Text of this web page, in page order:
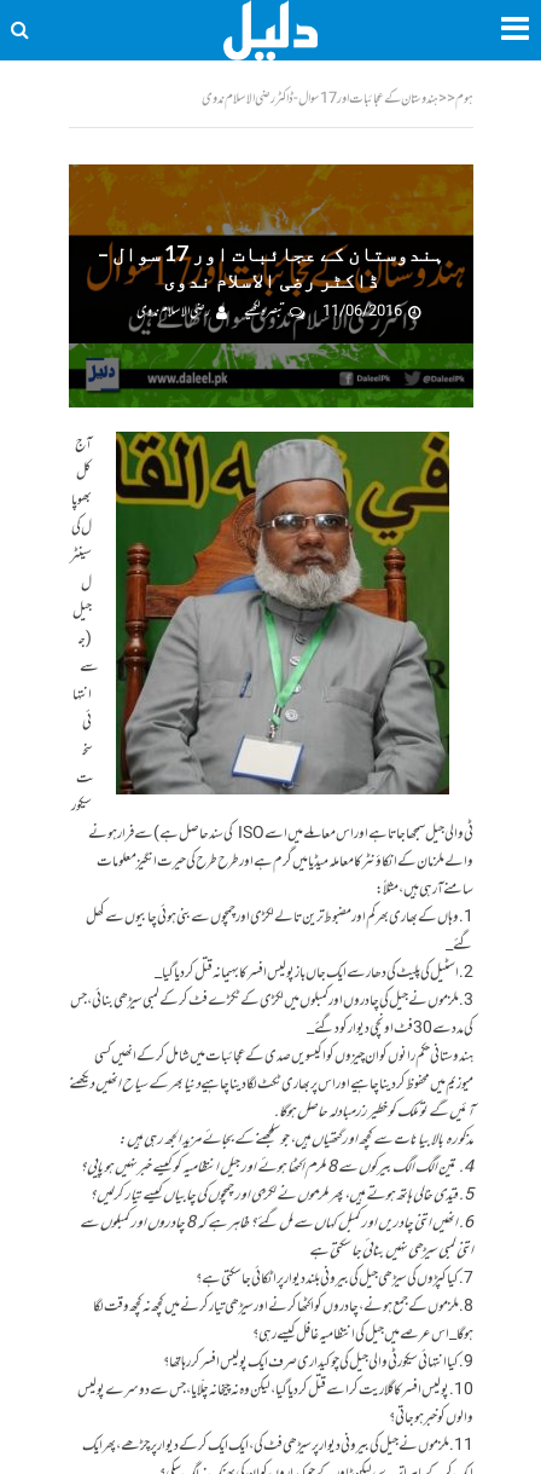
ہوم<<ہندوستان کے عجائبات اور 17 سوال - ڈاکٹر رضی الاسلام ندوی
ہندوستان کے عجائبات اور 17 سوال –
ڈاکٹر رضی الاسلام ندوی
11/06/2016
تبصرہ لکھیے رضی الاسلام ندوی
آج
کل
بھوپا
ل کی
سینٹر
ل
جیل
(ج
سے
انتہا
ئی
سخ
ت
سیکور
ٹی والی جیل سمجھا جاتا ہے اور اس معاملے میں اسے ISO کی سند حاصل ہے) سے فرار ہونے
والے ملزمان کے انکاؤنٹر کا معاملہ میڈیا میں گرم ہے اور طرح طرح کی حیرت انگیز معلومات
سامنے آرہی ہیں، مثلاً:
1. وہاں کے بھاری بھرکم اور مضبوط ترین تالے لکڑی اور چمچوں سے بنی ہوئی چابیوں سے کھل
گئے_
2. اسٹیل کی پلیٹ کی دھار سے ایک جاں باز پولیس افسر کا بہیمانہ قتل کردیا گیا_
3. ملزموں نے جیل کی چادروں اور کمبلوں میں لکڑی کے ٹکڑے فٹ کرکے لمبی سیڑھی بنائی، جس
کی مدد سے 30 فٹ اونچی دیوار کود گئے _
ہندوستانی حکم رانوں کو ان چیزوں کو اکیسویں صدی کے عجائبات میں شامل کرکے انھیں کسی
میوزیم میں محفوظ کردینا چاہیے اور اس پر بھاری ٹکٹ لگا دینا چاہیےدنیا بھر کے سیاح انھیں دیکھنے
آئیں گے تو ملک کو خطیر زرمبادلہ حاصل ہوگا.
مذکورہ بالا بیانات سے کچھ اور گتھیاں ہیں، جو سلجھنے کے بجائے مزید الجھ رہی ہیں :
4. تین الگ الگ بیرکوں سے 8 ملزم اکٹھا ہوئے اور جیل انتظامیہ کو کیسے خبر نہیں ہوپایی؟
5. قیدی خالی ہاتھ ہوتے ہیں، پھر ملزموں نے لکڑی اور چمچوں کی چابیاں کیسے تیار کرلیں؟
6. انھیں اتنی چادریں اور کمبل کہاں سے مل گئے؟ ظاہر ہے کہ 8 چادروں اور کمبلوں سے
اتنی لمبی سیڑھی نہیں بنائی جا سکتی ہے
7. کیا کپڑوں کی سیڑھی جیل کی بیرونی بلند دیوار پر اٹکائی جا سکتی ہے ؟
8. ملزموں کے جمع ہونے، چادروں کو اکٹھا کرنے اور سیڑھی تیار کرنے میں کچھ نہ کچھ وقت لگا
ہوگا_اس عرصے میں جیل کی انتظامیہ غافل کیسے رہی؟
9. کیا انتہائی سیکورٹی والی جیل کی چوکیداری صرف ایک پولیس افسر کر رہا تھا؟
10. پولیس افسر کا گلا ریت کر اسے قتل کردیا گیا، لیکن وہ نہ چیخا نہ چلّایا، جس سے دوسرے پولیس
والوں کو خبر ہوجاتی؟
11. ملزموں نے جیل کی بیرونی دیوار پر سیڑھی فٹ کی، ایک ایک کرکے دیوار پر چڑھے، پھر ایک